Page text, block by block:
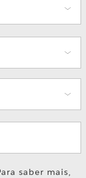
saber mais,